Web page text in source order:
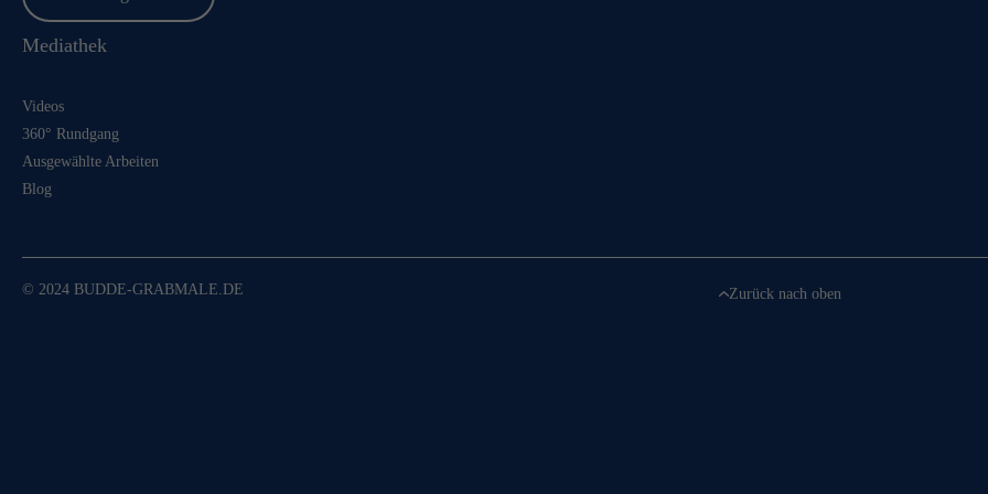
Mediathek
Videos
360° Rundgang
Ausgewählte Arbeiten
Blog
© 2024 BUDDE-GRABMALE.DE Zurück nach oben